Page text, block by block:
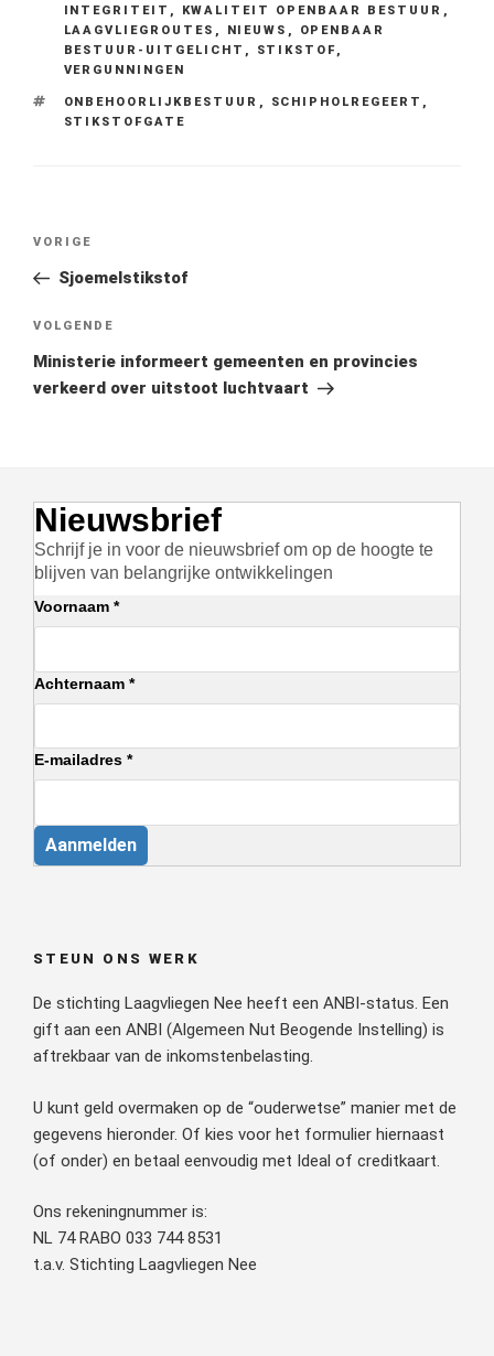
INTEGRITEIT , KWALITEIT OPENBAAR BESTUUR ,
LAAGVLIEGROUTES , NIEUWS ,
OPENBAAR
BESTUUR-UITGELICHT , STIKSTOF,
VERGUNNINGEN
TAGS
ONBEHOORLIJKBESTUUR , SCHIPHOLREGEERT ,
STIKSTOFGATE
Bericht
Vorig
bericht
VORIGE
Sjoemelstikstof
Volgend
bericht
VOLGENDE
Ministerie informeert gemeenten en provincies
verkeerd over uitstoot luchtvaart
Nieuwsbrief
Schrijf je in voor de nieuwsbrief om op de hoogte te
blijven van belangrijke ontwikkelingen
Voornaam *
Achternaam *
E-mailadres *
Aanmelden
STEUN ONS WERK
De stichting Laagvliegen Nee heeft een ANBI-status. Een
gift aan een ANBI (Algemeen Nut Beogende Instelling) is
aftrekbaar van de inkomstenbelasting.
U kunt geld overmaken op de “ouderwetse” manier met de
gegevens hieronder. Of kies voor het formulier hiernaast
(of onder) en betaal eenvoudig met Ideal of creditkaart.
Ons rekeningnummer is:
NL 74 RABO 033 744 8531
t.a.v. Stichting Laagvliegen Nee